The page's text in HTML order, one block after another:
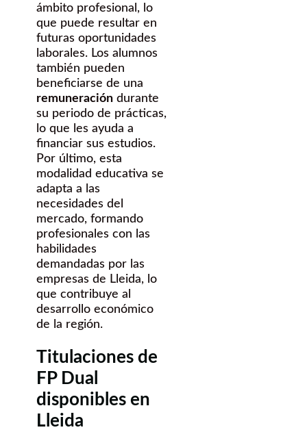
ámbito profesional, lo
que puede resultar en
futuras oportunidades
laborales. Los alumnos
también pueden
beneficiarse de una
remuneración durante
su periodo de prácticas,
lo que les ayuda a
financiar sus estudios.
Por último, esta
modalidad educativa se
adapta a las
necesidades del
mercado, formando
profesionales con las
habilidades
demandadas por las
empresas de Lleida, lo
que contribuye al
desarrollo económico
de la región.
Titulaciones de
FP Dual
disponibles en
Lleida